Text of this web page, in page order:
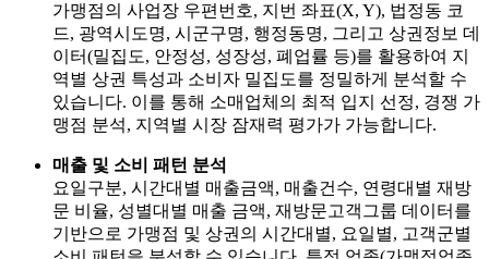
가맹점의 사업장 우편번호, 지번 좌표(X, Y), 법정동 코
드, 광역시도명, 시군구명, 행정동명, 그리고 상권정보 데
이터(밀집도, 안정성, 성장성, 폐업률 등)를 활용하여 지
역별 상권 특성과 소비자 밀집도를 정밀하게 분석할 수
있습니다. 이를 통해 소매업체의 최적 입지 선정, 경쟁 가
맹점 분석, 지역별 시장 잠재력 평가가 가능합니다.
매출 및 소비 패턴 분석
요일구분, 시간대별 매출금액, 매출건수, 연령대별 재방
문 비율, 성별대별 매출 금액, 재방문고객그룹 데이터를
기반으로 가맹점 및 상권의 시간대별, 요일별, 고객군별